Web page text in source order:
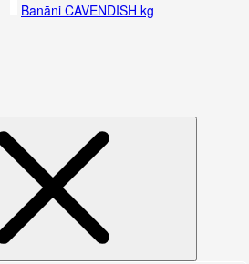
Banāni CAVENDISH kg